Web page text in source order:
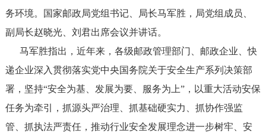
务环境。国家邮政局党组书记、局长马军胜，局党组成员、
副局长赵晓光、刘君出席会议并讲话。
马军胜指出，近年来，各级邮政管理部门、邮政企业、快
递企业深入贯彻落实党中央国务院关于安全生产系列决策部
署，坚持“安全为基、发展为要、服务为上”，以重大活动安保
任务为牵引，抓源头严治理、抓基础硬实力、抓协作强监
管、抓执法严责任，推动行业安全发展理念进一步树牢、安